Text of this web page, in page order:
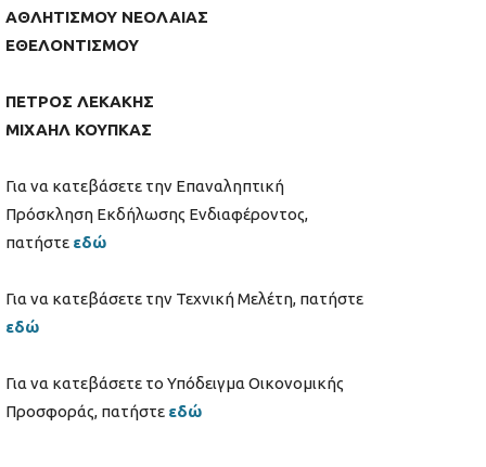
ΑΘΛΗΤΙΣΜΟΥ ΝΕΟΛΑΙΑΣ
ΕΘΕΛΟΝΤΙΣΜΟΥ
ΠΕΤΡΟΣ ΛΕΚΑΚΗΣ
ΜΙΧΑΗΛ ΚΟΥΠΚΑΣ
Για να κατεβάσετε την Επαναληπτική
Πρόσκληση Εκδήλωσης Ενδιαφέροντος,
πατήστε εδώ
Για να κατεβάσετε την Τεχνική Μελέτη, πατήστε
εδώ
Για να κατεβάσετε το Υπόδειγμα Οικονομικής
Προσφοράς, πατήστε εδώ